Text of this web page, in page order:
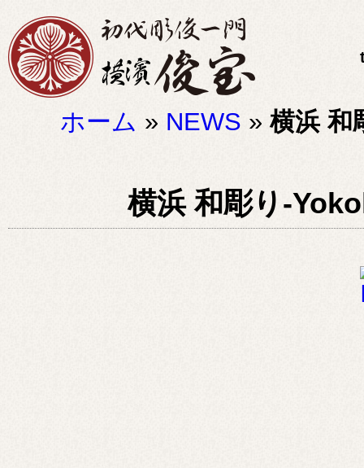
ホーム » NEWS »横浜 和
横浜 和彫り-